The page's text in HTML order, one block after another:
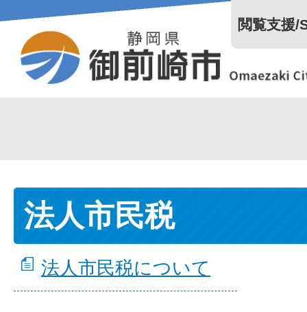
閲覧支援
法人市民税
法人市民税について